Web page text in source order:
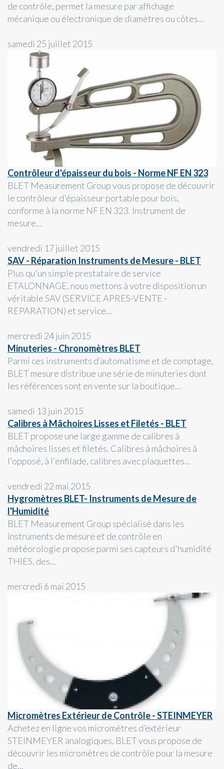
de contrôle, permet la mesure par affichage
mécanique ou électronique de diamètres ou côtes...
samedi 25 juillet 2015
Contrôleur d'épaisseur du bois - Norme NF EN 323
BLET Measurement Group vous propose de découvrir
le contrôleur d'épaisseur portable pour bois,
conforme à la norme NF EN 323. Instrument de
mesure...
vendredi 17 juillet 2015
SAV - Réparation Instruments de Mesure - BLET
Plus qu'un simple prestataire de service
ETALONNAGE, nous mettons à votre disposition un
véritable SAV (SERVICE APRES-VENTE -
REPARATION) et service...
mercredi 24 juin 2015
Minuteries - Chronomètres BLET
Parmi ces instruments d’automatisme et de comptage,
BLET mesure distribue une série de minuteries dont
les références sont en vente sur la boutique...
samedi 13 juin 2015
Calibres à Mâchoires Lisses et Filetés - BLET
BLET propose une large gamme de calibres à
mâchoires lisses et filetés. Calibres à mâchoires à
l'opposé, à l'enfilade, calibres avec plaquettes...
vendredi 22 mai 2015
Hygromètres BLET- Instruments de Mesure de
l'Humidité
BLET Measurement Group spécialisé dans les
instruments de mesure et de contrôle en
météorologie propose parmi ses capteurs d'humidité
THIES, des...
mercredi 6 mai 2015
Micromètres Extérieur de Contrôle - STEINMEYER
Achetez en ligne vos micromètres d’extérieur
STEINMEYER analogiques, BLET vous propose de
découvrir les micromètres de contrôle pour la mesure
de...